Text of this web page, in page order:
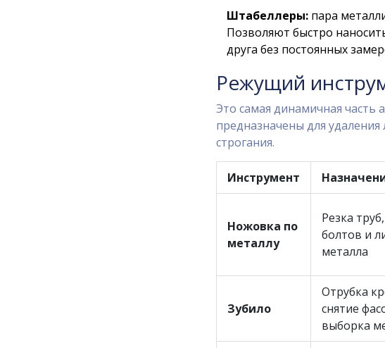
Штабеллеры: пара
Позволяют быстро
друга без постоянных
Режущий
Это самая динамичная часть
предназначены для
строгания.
Инструмент
Ножовка по
металлу
Резка
болтов и
металла
Зубило
Отрубка
снятие
выборка